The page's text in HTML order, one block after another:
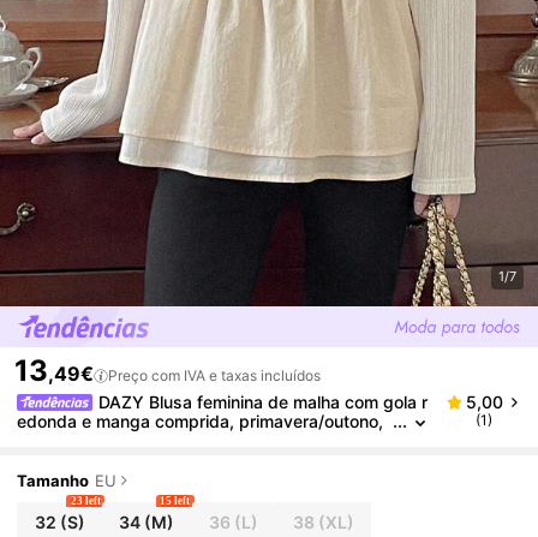
1/7
13,49€ Preço com IVA e taxas incluídos
DAZY Blusa feminina de malha com gola r
edonda e manga comprida, primavera/outono,
5,00
(1)
Tamanho EU
32 (S)
23 left
34 (M)
15 left
36 (L) 38 (XL)